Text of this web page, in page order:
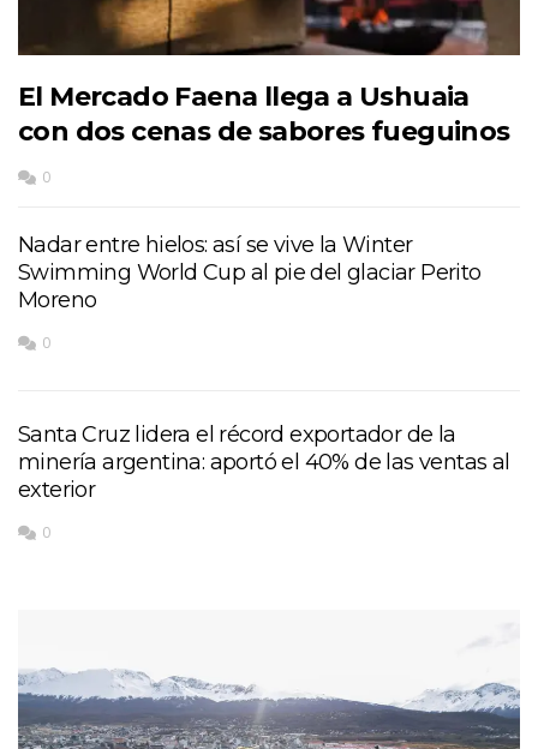
El Mercado Faena llega a Ushuaia
con dos cenas de sabores fueguinos
0
Nadar entre hielos: así se vive la Winter
Swimming World Cup al pie del glaciar Perito
Moreno
0
Santa Cruz lidera el récord exportador de la
minería argentina: aportó el 40% de las ventas al
exterior
0